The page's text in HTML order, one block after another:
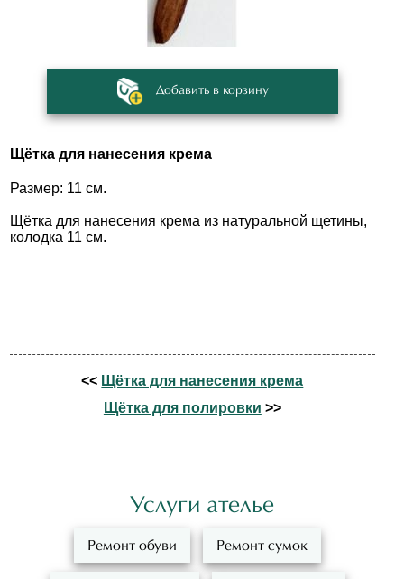
Добавить в корзину
Щётка для нанесения крема
Размер: 11 см.
Щётка для нанесения крема из натуральной щетины,
колодка 11 см.
<< Щётка для нанесения крема
Щётка для полировки >>
Услуги ателье
Ремонт обуви Ремонт сумок